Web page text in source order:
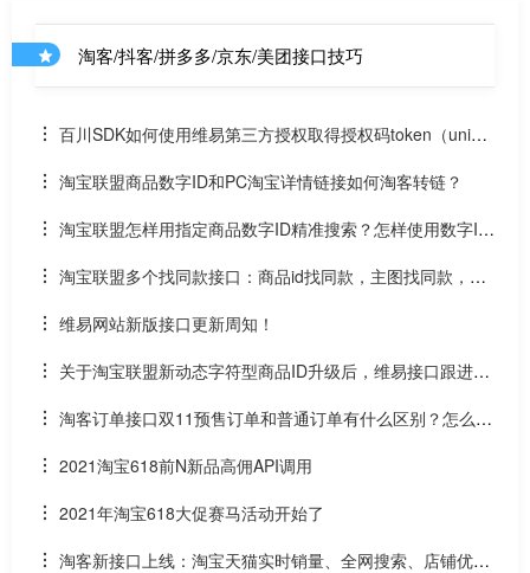
淘客/抖客/拼多多/京东/美团接口技巧
百川SDK如何使用维易第三方授权取得授权码token（uniap
p）淘宝联盟商品数字ID和PC淘宝详情链接如何淘客转链？
淘宝联盟怎样用指定商品数字ID精准搜索？怎样使用数字ID
和场景ID2转链？
淘宝联盟多个找同款接口：商品id找同款，主图找同款，SK
U找同款
维易网站新版接口更新周知！
关于淘宝联盟新动态字符型商品ID升级后，维易接口跟进情
况和API调用说明
淘客订单接口双11预售订单和普通订单有什么区别？怎么区
分是淘客双11预售订单是否已付尾款？预售中支付了定金的宝
贝该如何计算佣金
2021淘宝618前N新品高佣API调用
2021年淘宝618大促赛马活动开始了
淘客新接口上线：淘宝天猫实时销量、全网搜索、店铺优惠